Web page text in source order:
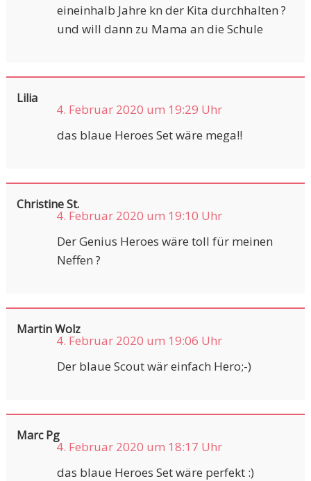
eineinhalb Jahre kn der Kita durchhalten ?
und will dann zu Mama an die Schule
Lilia
4. Februar 2020 um 19:29 Uhr
das blaue Heroes Set wäre mega!!
Christine St.
4. Februar 2020 um 19:10 Uhr
Der Genius Heroes wäre toll für meinen
Neffen ?
Martin Wolz
4. Februar 2020 um 19:06 Uhr
Der blaue Scout wär einfach Hero;-)
Marc Pg
4. Februar 2020 um 18:17 Uhr
das blaue Heroes Set wäre perfekt :)